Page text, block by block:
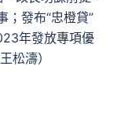
；發布“忠橙貸”
年發放專項優
濤）